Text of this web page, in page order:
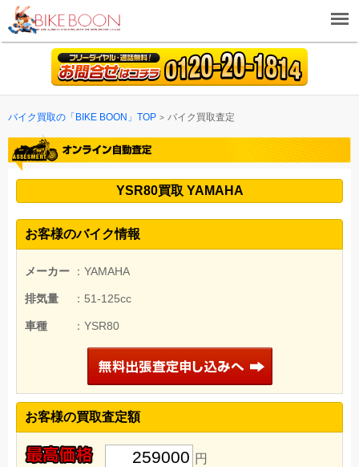
バイク買取の「BIKE BOON」TOP バイク買取査定
YSR80買取 YAMAHA
お客様のバイク情報
メーカー ：YAMAHA
排気量 ：51-125cc
車種 ：YSR80
お客様の買取査定額
259000 円